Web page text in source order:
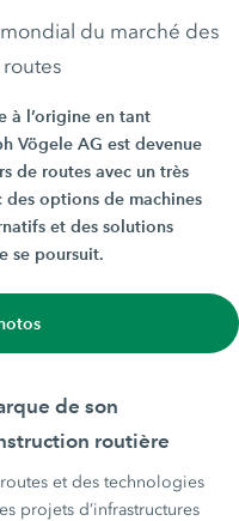
du marché des
à l’origine en tant
Vögele AG est devenue
de routes avec un très
options de machines
et des solutions
se poursuit.
de son
routière
et des technologies
projets d’infrastructures